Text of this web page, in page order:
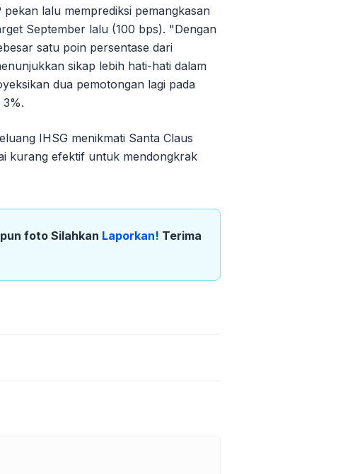
lalu memprediksi pemangkasan
September lalu (100 bps). "Dengan
satu poin persentase dari
sikap lebih hati-hati dalam
dua pemotongan lagi pada
IHSG menikmati Santa Claus
kurang efektif untuk mendongkrak
foto Silahkan Laporkan! Terima